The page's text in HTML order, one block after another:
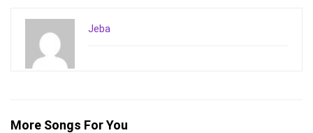
Jeba
More Songs For You